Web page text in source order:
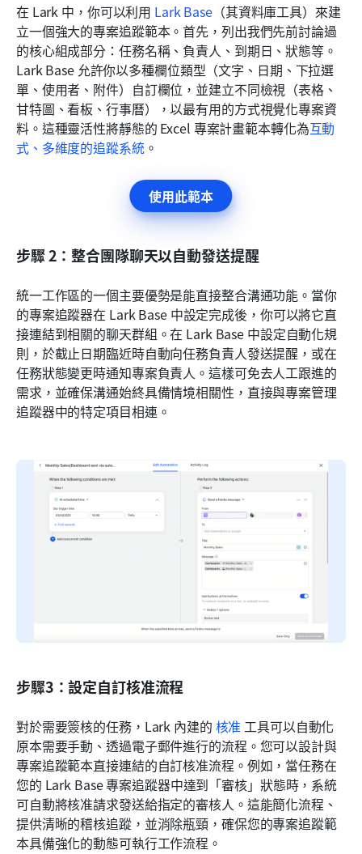
在 Lark 中，你可以利用 Lark Base（其資料庫工具）來建
立一個強大的專案追蹤範本。首先，列出我們先前討論過
的核心組成部分：任務名稱、負責人、到期日、狀態等。
Lark Base 允許你以多種欄位類型（文字、日期、下拉選
單、使用者、附件）自訂欄位，並建立不同檢視（表格、
甘特圖、看板、行事曆），以最有用的方式視覺化專案資
料。這種靈活性將靜態的 Excel 專案計畫範本轉化為互動
式、多維度的追蹤系統。
使用此範本
步驟 2：整合團隊聊天以自動發送提醒
統一工作區的一個主要優勢是能直接整合溝通功能。當你
的專案追蹤器在 Lark Base 中設定完成後，你可以將它直
接連結到相關的聊天群組。在 Lark Base 中設定自動化規
則，於截止日期臨近時自動向任務負責人發送提醒，或在
任務狀態變更時通知專案負責人。這樣可免去人工跟進的
需求，並確保溝通始終具備情境相關性，直接與專案管理
追蹤器中的特定項目相連。
步驟3：設定自訂核准流程
對於需要簽核的任務，Lark 內建的 核准 工具可以自動化
原本需要手動、透過電子郵件進行的流程。您可以設計與
專案追蹤範本直接連結的自訂核准流程。例如，當任務在
您的 Lark Base 專案追蹤器中達到「審核」狀態時，系統
可自動將核准請求發送給指定的審核人。這能簡化流程、
提供清晰的稽核追蹤，並消除瓶頸，確保您的專案追蹤範
本具備強化的動態可執行工作流程。